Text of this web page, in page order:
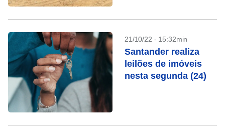
21/10/22 - 15:32min
Santander realiza
leilões de imóveis
nesta segunda (24)